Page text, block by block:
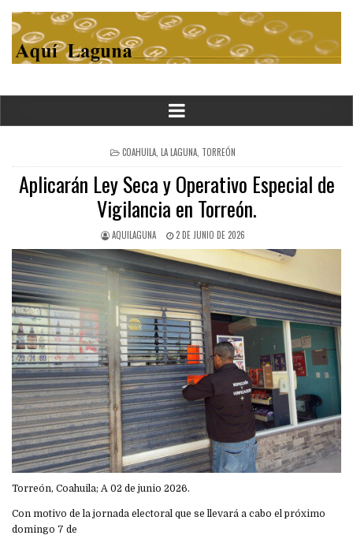
POSTED
IN
COAHUILA, LA LAGUNA, TORREÓN
Aplicarán Ley Seca y Operativo Especial de
Vigilancia en Torreón.
AQUILAGUNA 2 DE JUNIO DE 2026
Torreón, Coahuila; A 02 de junio 2026.
Con motivo de la jornada electoral que se llevará a cabo el próximo
domingo 7 de